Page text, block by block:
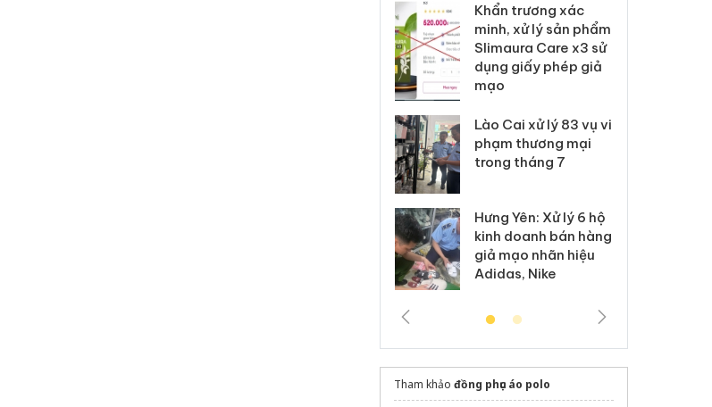
Khẩn trương xác
minh, xử lý sản phẩm
Slimaura Care x3 sử
dụng giấy phép giả
mạo
Lào Cai xử lý 83 vụ vi
phạm thương mại
trong tháng 7
Hưng Yên: Xử lý 6 hộ
kinh doanh bán hàng
giả mạo nhãn hiệu
Adidas, Nike
Tham khảo đồng phục áo polo